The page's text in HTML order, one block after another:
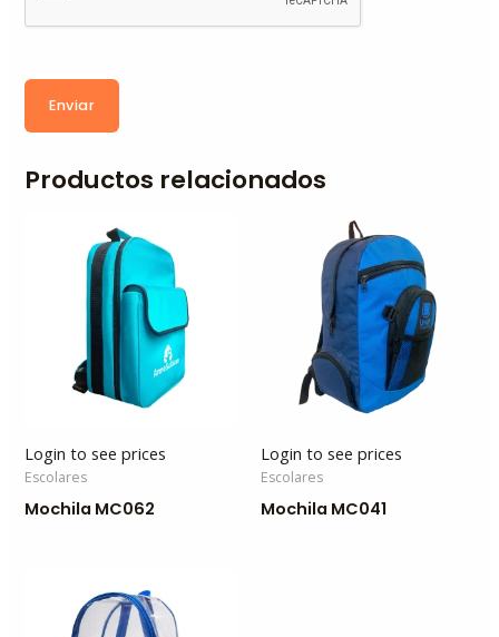
Enviar
Productos relacionados
Login to see prices
Escolares
Mochila MC062
Login to see prices
Escolares
Mochila MC041